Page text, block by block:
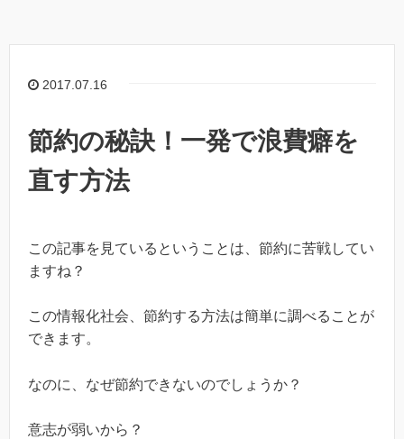
2017.07.16
節約の秘訣！一発で浪費癖を
直す方法
この記事を見ているということは、節約に苦戦してい
ますね？
この情報化社会、節約する方法は簡単に調べることが
できます。
なのに、なぜ節約できないのでしょうか？
意志が弱いから？